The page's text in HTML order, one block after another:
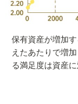
保有資産が増加
えたあたりで増
る満足度は資産